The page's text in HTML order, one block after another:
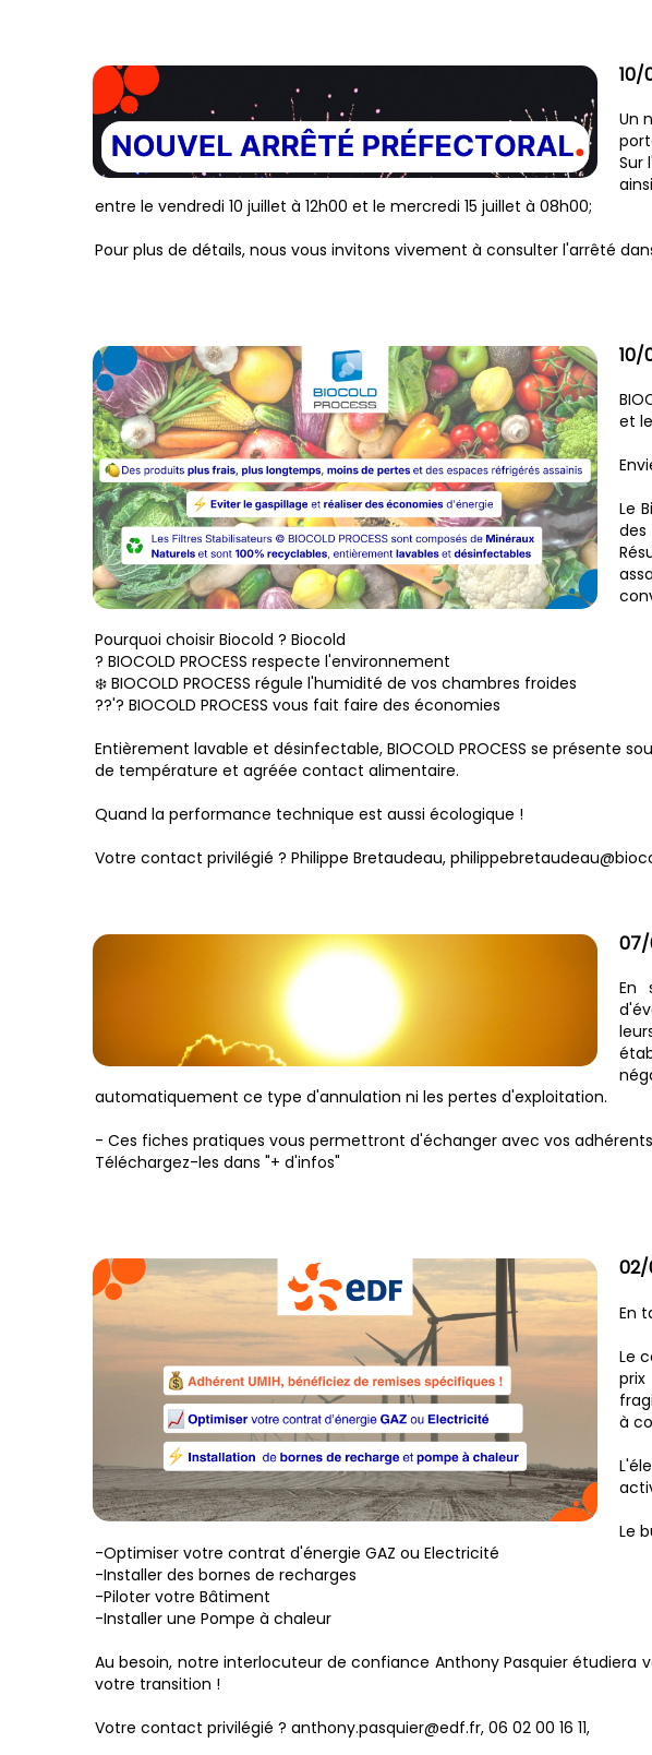
10/
Un
Sur
entre le vendredi 10 juillet à 12h00 et le mercredi 15 juillet à 08h00;
Pour plus de détails, nous vous invitons vivement à consulter l'arrêté
10/
et
Le
Pourquoi choisir Biocold ? Biocold
? BIOCOLD PROCESS respecte l'environnement
❄️ BIOCOLD PROCESS régule l'humidité de vos chambres froides
??'? BIOCOLD PROCESS vous fait faire des économies
Entièrement lavable et désinfectable, BIOCOLD PROCESS se présente
de température et agréée contact alimentaire.
Quand la performance technique est aussi écologique !
Votre contact privilégié ? Philippe Bretaudeau,
En
automatiquement ce type d'annulation ni les pertes d'exploitation.
- Ces fiches pratiques vous permettront d'échanger avec vos
Téléchargez-les dans "+ d'infos"
En
Le
à
Le
-Optimiser votre contrat d'énergie GAZ ou Electricité
-Installer des bornes de recharges
-Piloter votre Bâtiment
-Installer une Pompe à chaleur
Au besoin, notre interlocuteur de confiance Anthony Pasquier
votre transition !
Votre contact privilégié ? anthony.pasquier@edf.fr, 06 02 00 16 11,